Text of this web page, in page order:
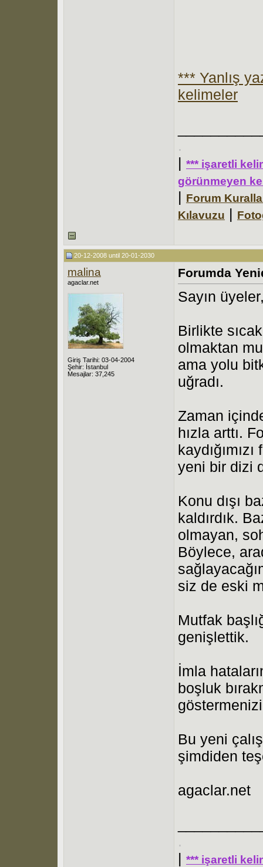
*** Yanlış
kelimeler
.
| *** işaretli
görünmeyen
| Forum
Kılavuzu |
20-12-2008 until 20-01-2030
malina
agaclar.net
Giriş Tarihi: 03-04-2004
Şehir: İstanbul
Mesajlar: 37,245
Forumda
Sayın
Birlikte
olmaktan
ama yolu
uğradı.
Zaman
hızla arttı.
yeni bir dizi
Konu dışı
kaldırdık.
olmayan,
Böylece,
siz de eski
Mutfak
genişlettik.
İmla
boşluk
Bu yeni
şimdiden
agaclar.net
.
| *** işaretli